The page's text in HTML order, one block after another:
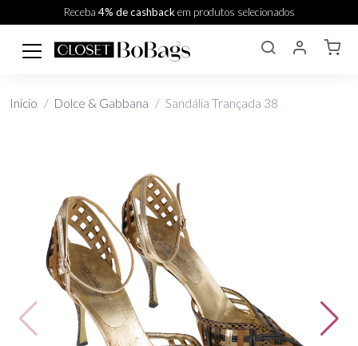
Receba 4% de cashbackem produtos selecionados
Início Dolce & Gabbana Sandália Trançada 38